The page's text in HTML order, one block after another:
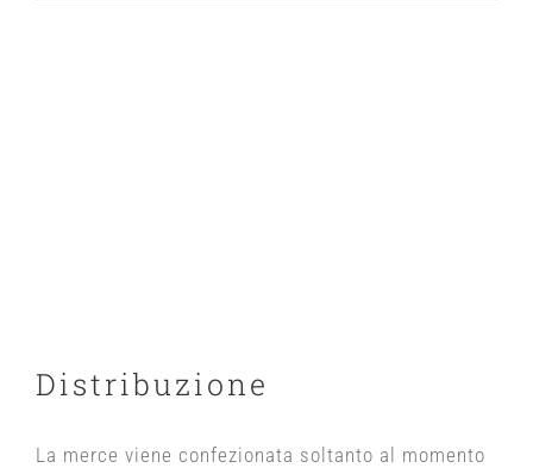
Distribuzione
La merce viene confezionata soltanto al momento